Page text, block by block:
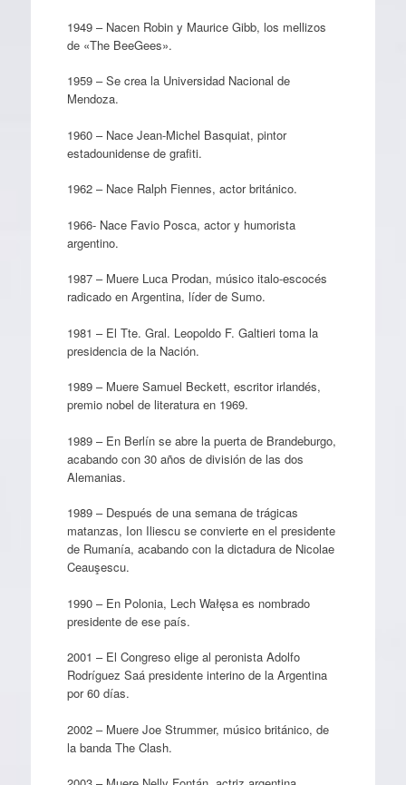
1949 – Nacen Robin y Maurice Gibb, los mellizos
de «The BeeGees».
1959 – Se crea la Universidad Nacional de
Mendoza.
1960 – Nace Jean-Michel Basquiat, pintor
estadounidense de grafiti.
1962 – Nace Ralph Fiennes, actor británico.
1966- Nace Favio Posca, actor y humorista
argentino.
1987 – Muere Luca Prodan, músico italo-escocés
radicado en Argentina, líder de Sumo.
1981 – El Tte. Gral. Leopoldo F. Galtieri toma la
presidencia de la Nación.
1989 – Muere Samuel Beckett, escritor irlandés,
premio nobel de literatura en 1969.
1989 – En Berlín se abre la puerta de Brandeburgo,
acabando con 30 años de división de las dos
Alemanias.
1989 – Después de una semana de trágicas
matanzas, Ion Iliescu se convierte en el presidente
de Rumanía, acabando con la dictadura de Nicolae
Ceauşescu.
1990 – En Polonia, Lech Wałęsa es nombrado
presidente de ese país.
2001 – El Congreso elige al peronista Adolfo
Rodríguez Saá presidente interino de la Argentina
por 60 días.
2002 – Muere Joe Strummer, músico británico, de
la banda The Clash.